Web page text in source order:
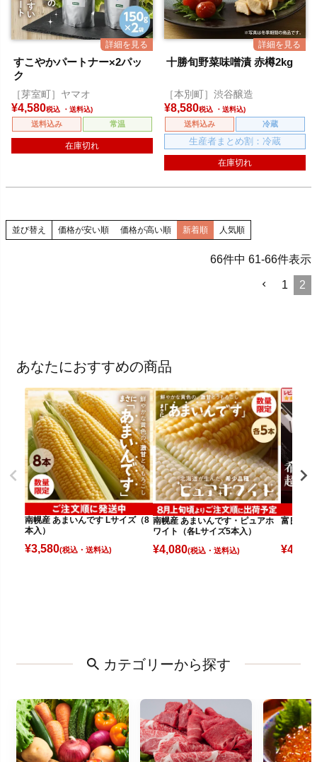
すこやかパートナー×2パッ
ク
［芽室町］ヤマオ
¥4,580税込
送料込み 常温
在庫切れ
十勝旬野菜味噌漬 赤樽2kg
［本別町］渋谷醸造
¥8,580税込
送料込み 冷蔵
生産者まとめ割：冷蔵
在庫切れ
並び替え 価格が安い順 価格が高い順 新着順 人気順
66件中 61-66件表示
1 2
あなたにおすすめの商品
南幌産 あまいんです Lサイズ（8
本入）
¥3,580(税込)
南幌産 あまいんです・ピュアホ
ワイト（各Lサイズ5本入）
¥4,080(税込)
富良野
¥4,980
カテゴリーから探す